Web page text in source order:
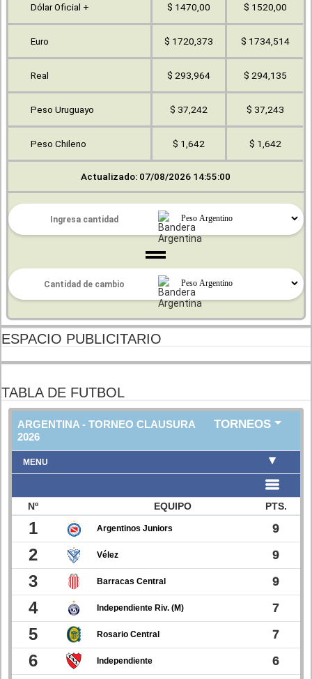
Dólar Oficial + $ 1470,00 $ 1520,00
Euro $ 1720,373 $ 1734,514
Real $ 293,964 $ 294,135
Peso Uruguayo $ 37,242 $ 37,243
Peso Chileno $ 1,642 $ 1,642
Actualizado: 07/08/2026 14:55:00
ESPACIO PUBLICITARIO
TABLA DE FUTBOL